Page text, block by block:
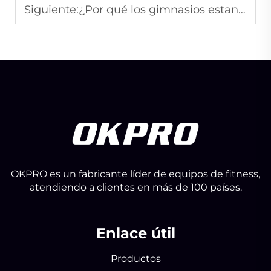
Siguiente:¿Por qué los gimnasios estandarizan los racks de potencia comerciales?
OKPRO es un fabricante líder de equipos de fitness,
atendiendo a clientes en más de 100 países.
Enlace útil
Productos